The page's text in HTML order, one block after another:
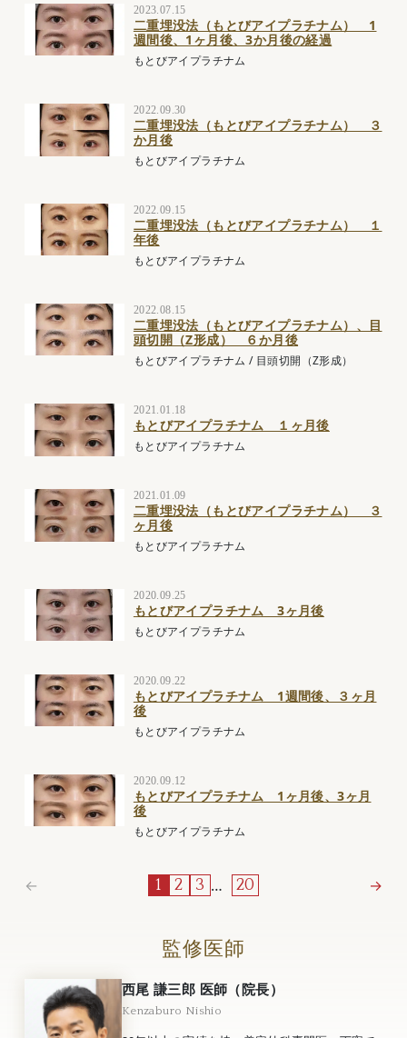
2023.07.15
二重埋没法（もとびアイプラチナム） 1
週間後、1ヶ月後、3か月後の経過
もとびアイプラチナム
2022.09.30
二重埋没法（もとびアイプラチナム） ３
か月後
もとびアイプラチナム
2022.09.15
二重埋没法（もとびアイプラチナム） １
年後
もとびアイプラチナム
2022.08.15
二重埋没法（もとびアイプラチナム）、目
頭切開（Z形成） ６か月後
もとびアイプラチナム / 目頭切開（Z形成）
2021.01.18
もとびアイプラチナム １ヶ月後
もとびアイプラチナム
2021.01.09
二重埋没法（もとびアイプラチナム） ３
ヶ月後
もとびアイプラチナム
2020.09.25
もとびアイプラチナム 3ヶ月後
もとびアイプラチナム
2020.09.22
もとびアイプラチナム 1週間後、３ヶ月
後
もとびアイプラチナム
2020.09.12
もとびアイプラチナム 1ヶ月後、3ヶ月
後
もとびアイプラチナム
← 1 2 3 … 20 →
監修医師
西尾 謙三郎 医師（院長）
Kenzaburo Nishio